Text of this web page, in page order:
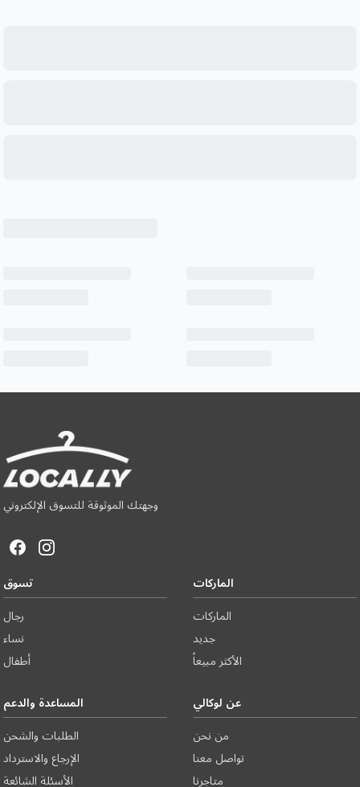
وجهتك الموثوقة للتسوق الإلكتروني
تسوق
رجال
نساء
أطفال
الماركات
الماركات
جديد
الأكثر مبيعاً
المساعدة والدعم
الطلبات والشحن
الإرجاع والاسترداد
الأسئلة الشائعة
عن لوكالي
من نحن
تواصل معنا
متاجرنا